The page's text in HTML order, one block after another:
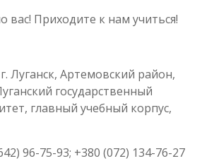
Приходите к нам учиться!
Луганск, Артемовский район,
государственный
главный учебный корпус,
96-75-93; +380 (072) 134-76-27